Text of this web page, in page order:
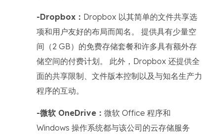
-Dropbox： Dropbox 以其简单的文件共享选
项和用户友好的布局而闻名。 提供具有少量空
间（2 GB）的免费存储套餐和许多具有额外存
储空间的付费计划。 此外，Dropbox 还提供全
面的共享限制、文件版本控制以及与知名生产力
程序的互动。
-微软 OneDrive： 微软 Office 程序和
Windows 操作系统都与该公司的云存储服务